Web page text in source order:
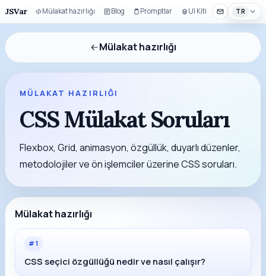
JSVar Mülakat hazırlığı Blog Promptlar UI Kiti TR
Mülakat hazırlığı
MÜLAKAT HAZIRLIĞI
CSS Mülakat Soruları
Flexbox, Grid, animasyon, özgüllük, duyarlı düzenler,
metodolojiler ve ön işlemciler üzerine CSS soruları.
Mülakat hazırlığı
#1
CSS seçici özgüllüğü nedir ve nasıl çalışır?